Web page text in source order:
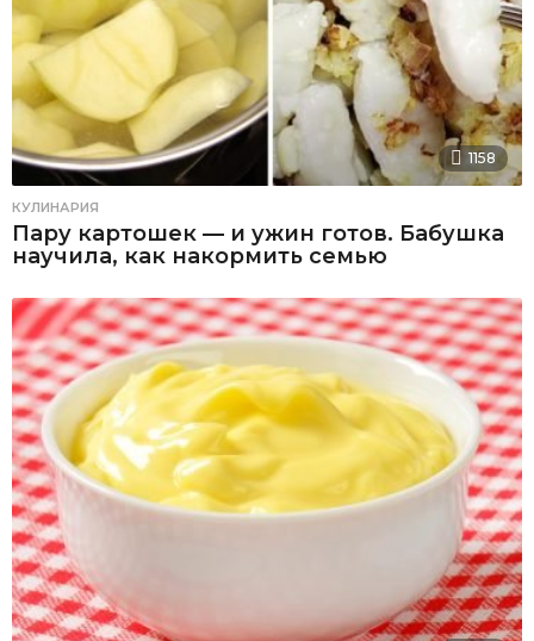
1158
КУЛИНАРИЯ
Пару картошек — и ужин готов. Бабушка
научила, как накормить семью